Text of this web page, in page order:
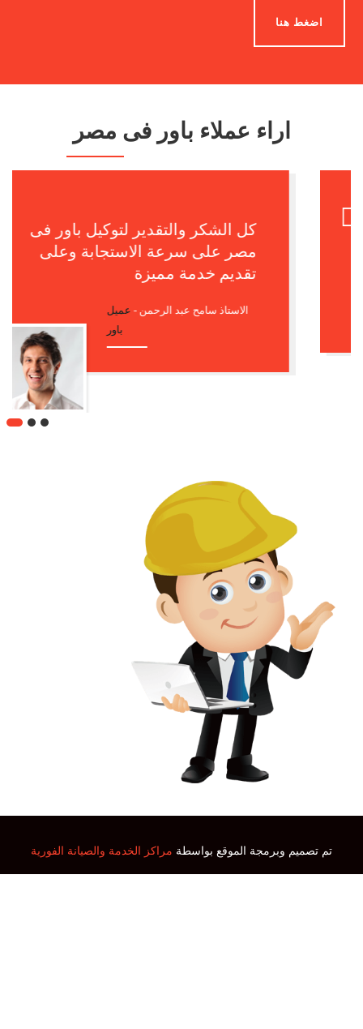
اضغط هنا
اراء عملاء باور فى مصر
سعيدة جداا بالتعامل مع توكيل باور
فى مصر لانهم بالفعل الافضل وكل
الشكر والتقدير للفنين والمهندسين
مدام ايمان السيد - عميل باور
تم تصميم وبرمجة الموقع بواسطة مراكز الخدمة والصيانة الفورية